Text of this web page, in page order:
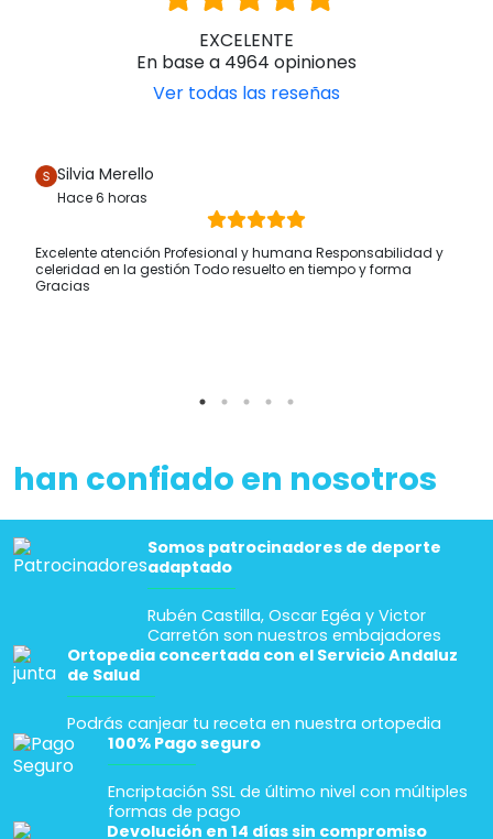
EXCELENTE
En base a 4964 opiniones
Ver todas las reseñas
Silvia Merello
Hace 6 horas
Excelente atención Profesional y humana Responsabilidad y
celeridad en la gestión Todo resuelto en tiempo y forma
Gracias
han confiado en nosotros
Somos patrocinadores de deporte
adaptado
Rubén Castilla, Oscar Egéa y Victor
Carretón son nuestros embajadores
Ortopedia concertada con el Servicio Andaluz
de Salud
Podrás canjear tu receta en nuestra ortopedia
100% Pago seguro
Encriptación SSL de último nivel con múltiples
formas de pago
Devolución en 14 días sin compromiso